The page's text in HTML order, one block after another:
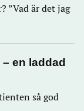
”Vad är det jag
en laddad
så god